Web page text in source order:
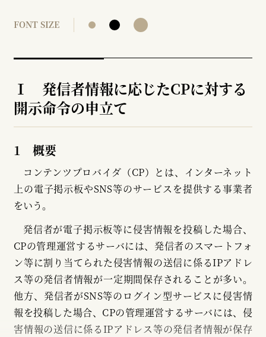
FONT SIZE
Ⅰ 発信者情報に応じたCPに対する
開示命令の申立て
1 概要
コンテンツプロバイダ（CP）とは、インターネット
上の電子掲示板やSNS等のサービスを提供する事業者
をいう。
発信者が電子掲示板等に侵害情報を投稿した場合、
CPの管理運営するサーバには、発信者のスマートフォ
ン等に割り当てられた侵害情報の送信に係るIPアドレ
ス等の発信者情報が一定期間保存されることが多い。
他方、発信者がSNS等のログイン型サービスに侵害情
報を投稿した場合、CPの管理運営するサーバには、侵
害情報の送信に係るIPアドレス等の発信者情報が保存